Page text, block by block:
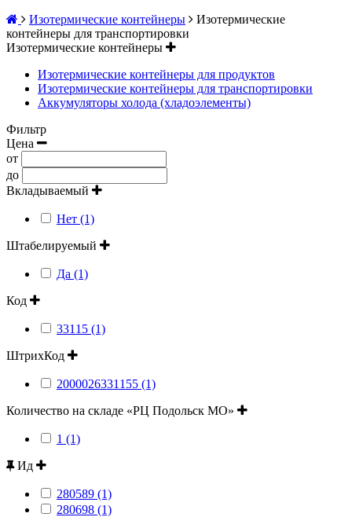
Изотермические контейнеры
Изотермические
контейнеры для транспортировки
Изотермические контейнеры
Изотермические контейнеры для продуктов
Изотермические контейнеры для транспортировки
Аккумуляторы холода (хладоэлементы)
Фильтр
Цена
от
до
Вкладываемый
Нет (1)
Штабелируемый
Да (1)
Код
33115 (1)
ШтрихКод
2000026331155 (1)
Количество на складе «РЦ Подольск МО»
1 (1)
Ид
280589 (1)
280698 (1)